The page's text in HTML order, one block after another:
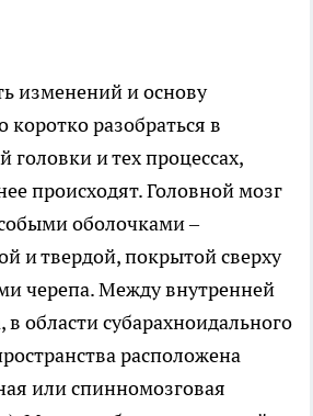
изменений и основу
разобраться в
головки и тех процессах,
происходят. Головной мозг
оболочками –
и твердой, покрытой сверху
черепа. Между внутренней
области субарахноидального
расположена
или спинномозговая